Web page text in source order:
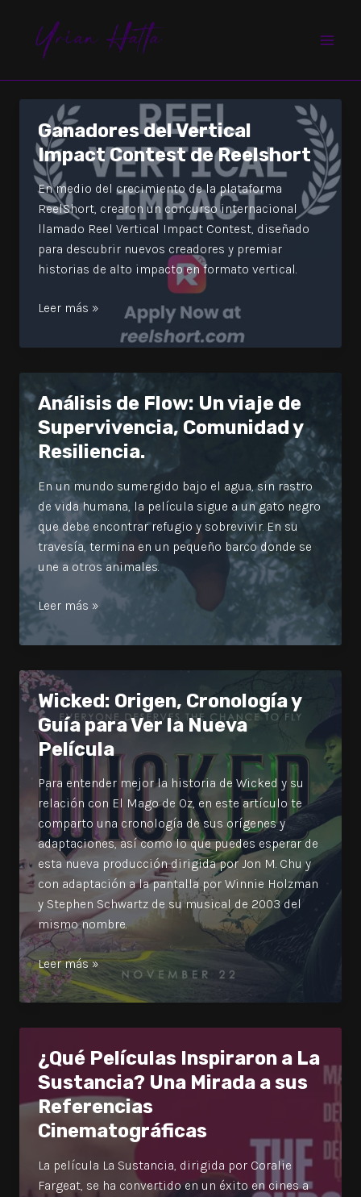
contenido
Ganadores del Vertical
Impact Contest de Reelshort
En medio del crecimiento de la plataforma
ReelShort, crearon un concurso internacional
llamado Reel Vertical Impact Contest, diseñado
para descubrir nuevos creadores y premiar
historias de alto impacto en formato vertical.
Ganadores
Vertical
Contest
de
Reelshort
Leer más »
Análisis de Flow: Un viaje de
Supervivencia, Comunidad y
Resiliencia.
En un mundo sumergido bajo el agua, sin rastro
de vida humana, la película sigue a un gato negro
que debe encontrar refugio y sobrevivir. En su
travesía, termina en un pequeño barco donde se
une a otros animales.
Análisis
Flow:
viaje
de
Supervivencia,
Comunidad
y
Resiliencia.
Leer más »
Wicked: Origen, Cronología y
Guía para Ver la Nueva
Película
Para entender mejor la historia de Wicked y su
relación con El Mago de Oz, en este artículo te
comparto una cronología de sus orígenes y
adaptaciones, así como lo que puedes esperar de
esta nueva producción dirigida por Jon M. Chu y
con adaptación a la pantalla por Winnie Holzman
y Stephen Schwartz de su musical de 2003 del
mismo nombre.
Wicked:
Origen,
Cronología
para
Ver
la
Nueva
Leer más »
¿Qué Películas Inspiraron a La
Sustancia? Una Mirada a sus
Referencias
Cinematográficas
La película La Sustancia, dirigida por Coralie
Fargeat, se ha convertido en un éxito en cines a